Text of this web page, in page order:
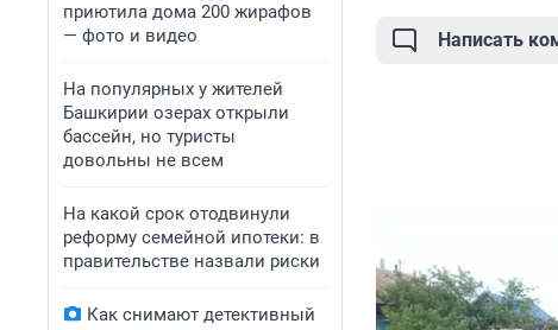
приютила дома 200 жирафов
— фото и видео
На популярных у жителей
Башкирии озерах открыли
бассейн, но туристы
довольны не всем
На какой срок отодвинули
реформу семейной ипотеки: в
правительстве назвали риски
Как снимают детективный
Написать